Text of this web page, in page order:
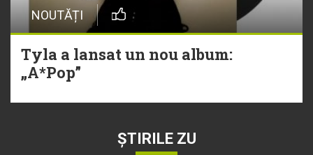
NOUTĂȚI
Tyla a lansat un nou album:
„A*Pop”
ȘTIRILE ZU